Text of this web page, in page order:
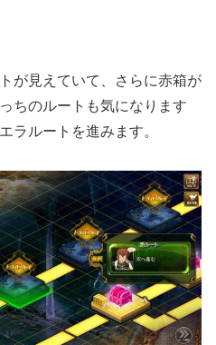
が見えていて、さらに赤箱が
ちのルートも気になります
ラルートを進みます。